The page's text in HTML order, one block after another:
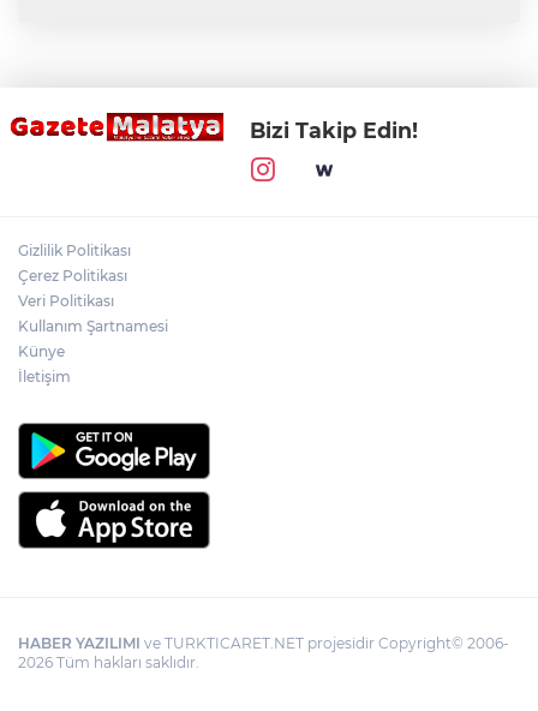
Bizi Takip Edin!
Gizlilik Politikası
Çerez Politikası
Veri Politikası
Kullanım Şartnamesi
Künye
İletişim
HABER YAZILIMI ve TURKTICARET.NET projesidir Copyright© 2006-
2026 Tüm hakları saklıdır.